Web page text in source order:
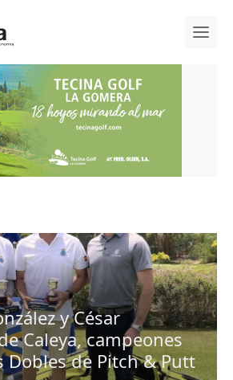
y César
Caleya, campeones
Dobles de Pitch & Putt